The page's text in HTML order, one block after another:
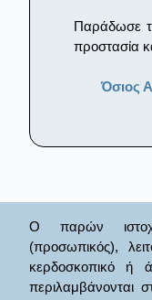
Παράδωσε
προστασία
Όσιος
Ο παρών
(προσωπικός),
κερδοσκοπικό ή
περιλαμβάνονται